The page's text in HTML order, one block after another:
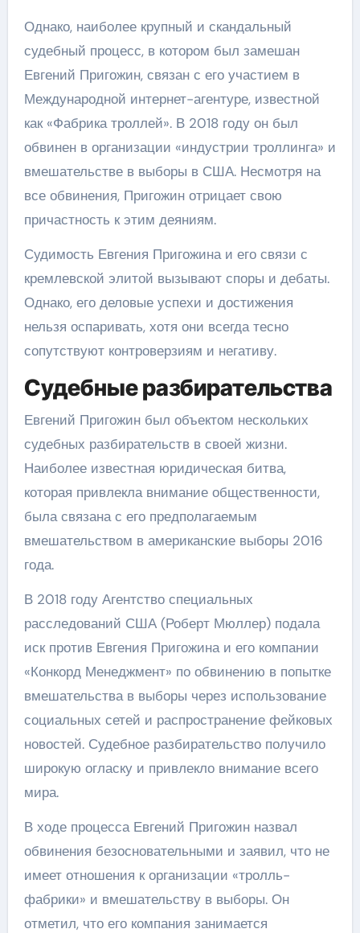
Однако, наиболее крупный и скандальный
судебный процесс, в котором был замешан
Евгений Пригожин, связан с его участием в
Международной интернет-агентуре, известной
как «Фабрика троллей». В 2018 году он был
обвинен в организации «индустрии троллинга» и
вмешательстве в выборы в США. Несмотря на
все обвинения, Пригожин отрицает свою
причастность к этим деяниям.
Судимость Евгения Пригожина и его связи с
кремлевской элитой вызывают споры и дебаты.
Однако, его деловые успехи и достижения
нельзя оспаривать, хотя они всегда тесно
сопутствуют контроверзиям и негативу.
Судебные разбирательства
Евгений Пригожин был объектом нескольких
судебных разбирательств в своей жизни.
Наиболее известная юридическая битва,
которая привлекла внимание общественности,
была связана с его предполагаемым
вмешательством в американские выборы 2016
года.
В 2018 году Агентство специальных
расследований США (Роберт Мюллер) подала
иск против Евгения Пригожина и его компании
«Конкорд Менеджмент» по обвинению в попытке
вмешательства в выборы через использование
социальных сетей и распространение фейковых
новостей. Судебное разбирательство получило
широкую огласку и привлекло внимание всего
мира.
В ходе процесса Евгений Пригожин назвал
обвинения безосновательными и заявил, что не
имеет отношения к организации «тролль-
фабрики» и вмешательству в выборы. Он
отметил, что его компания занимается